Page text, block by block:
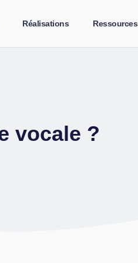
Réalisations Ressources
vocale ?